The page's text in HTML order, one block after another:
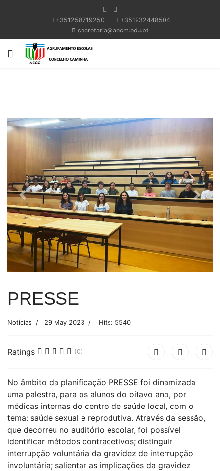
+351258719250
+351932448504
secretaria@aecm.edu.pt
Previous Next
PRESSE
Notícias 29 May 2023 Hits: 5540
Ratings (0)
No âmbito da planificação PRESSE foi dinamizada
uma palestra, para os alunos do oitavo ano, por
médicas internas do centro de saúde local, com o
tema: saúde sexual e reprodutiva. Através da sessão,
que decorreu no auditório escolar, foi possível
identificar métodos contracetivos; distinguir
interrupção voluntária da gravidez de interrupção
involuntária; salientar as implicações da gravidez